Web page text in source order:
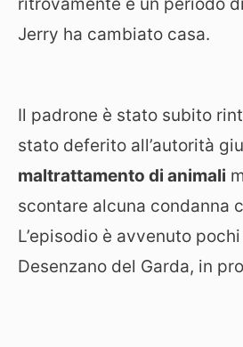
Jerry ha cambiato casa.
Il padrone è stato subito
stato deferito all’autorità
maltrattamento di animali
scontare alcuna condanna
L’episodio è avvenuto
Desenzano del Garda, in